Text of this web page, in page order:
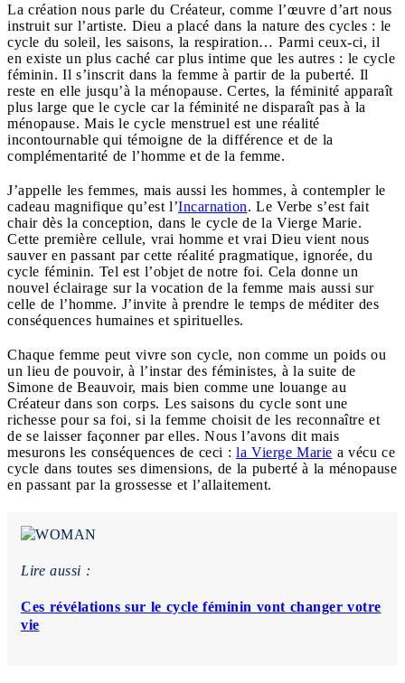
La création nous parle du Créateur, comme l’œuvre d’art nous
instruit sur l’artiste. Dieu a placé dans la nature des cycles : le
cycle du soleil, les saisons, la respiration… Parmi ceux-ci, il
en existe un plus caché car plus intime que les autres : le cycle
féminin. Il s’inscrit dans la femme à partir de la puberté. Il
reste en elle jusqu’à la ménopause. Certes, la féminité apparaît
plus large que le cycle car la féminité ne disparaît pas à la
ménopause. Mais le cycle menstruel est une réalité
incontournable qui témoigne de la différence et de la
complémentarité de l’homme et de la femme.
J’appelle les femmes, mais aussi les hommes, à contempler le
cadeau magnifique qu’est l’Incarnation. Le Verbe s’est fait
chair dès la conception, dans le cycle de la Vierge Marie.
Cette première cellule, vrai homme et vrai Dieu vient nous
sauver en passant par cette réalité pragmatique, ignorée, du
cycle féminin. Tel est l’objet de notre foi. Cela donne un
nouvel éclairage sur la vocation de la femme mais aussi sur
celle de l’homme. J’invite à prendre le temps de méditer des
conséquences humaines et spirituelles.
Chaque femme peut vivre son cycle, non comme un poids ou
un lieu de pouvoir, à l’instar des féministes, à la suite de
Simone de Beauvoir, mais bien comme une louange au
Créateur dans son corps. Les saisons du cycle sont une
richesse pour sa foi, si la femme choisit de les reconnaître et
de se laisser façonner par elles. Nous l’avons dit mais
mesurons les conséquences de ceci : la Vierge Marie a vécu ce
cycle dans toutes ses dimensions, de la puberté à la ménopause
en passant par la grossesse et l’allaitement.
Lire aussi :
Ces révélations sur le cycle féminin vont changer votre
vie